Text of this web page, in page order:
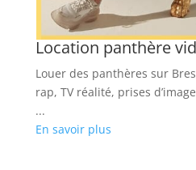
Location panthère
Louer des panthères sur
rap, TV réalité, prises
...
En savoir plus